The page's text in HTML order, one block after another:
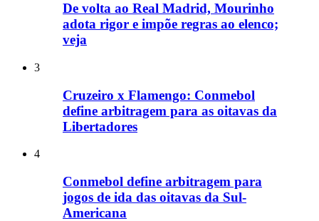
De volta ao Real Madrid, Mourinho
adota rigor e impõe regras ao elenco;
veja
3
Cruzeiro x Flamengo: Conmebol
define arbitragem para as oitavas da
Libertadores
4
Conmebol define arbitragem para
jogos de ida das oitavas da Sul-
Americana